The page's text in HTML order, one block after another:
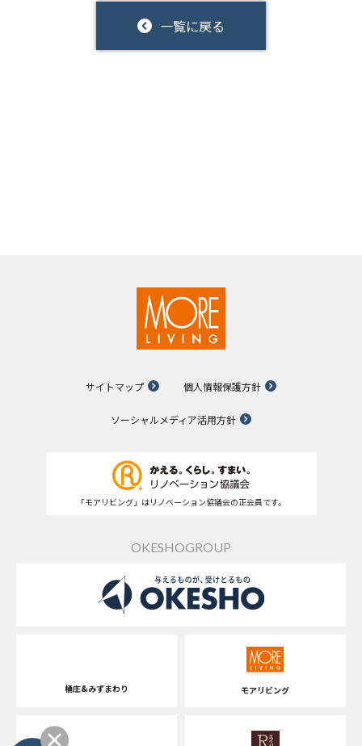
一覧に戻る
サイトマップ 個人情報保護方針
ソーシャルメディア活用方針
「モアリビング」はリノベーション協議会の正会員です。
OKESHOGROUP
桶庄&みずまわり モアリビング